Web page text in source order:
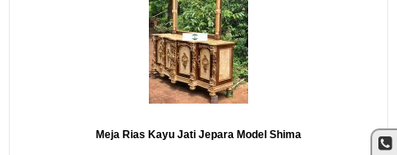
Meja Rias Kayu Jati Jepara Model Shima